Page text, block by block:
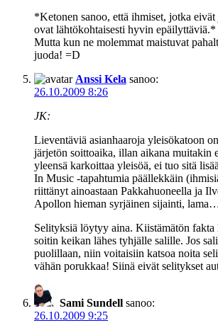
*Ketonen sanoo, että ihmiset, jotka
ovat lähtökohtaisesti hyvin epäilyttäviä.*
Mutta kun ne molemmat maistuvat
juoda! =D
Anssi Kela sanoo:
26.10.2009 8:26
JK:
Lieventäviä asianhaaroja yleisökatoon
järjetön soittoaika, illan aikana muitakin
yleensä karkoittaa yleisöä, ei tuo sitä
In Music -tapahtumia päällekkäin
riittänyt ainoastaan Pakkahuoneella ja
Apollon hieman syrjäinen sijainti,
Selityksiä löytyy aina. Kiistämätön fakta
soitin keikan lähes tyhjälle salille. Jos
puolillaan, niin voitaisiin katsoa noita
vähän porukkaa! Siinä eivät selitykset
Sami Sundell sanoo:
26.10.2009 9:25